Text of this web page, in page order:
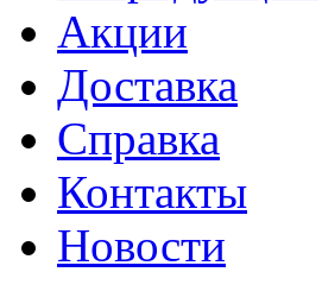
Акции
Доставка
Справка
Контакты
Новости